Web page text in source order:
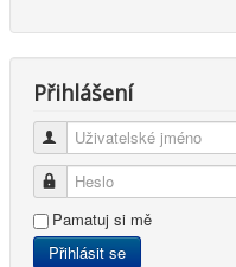
Přihlášení
Uživatelské jméno
Heslo
Pamatuj si mě
Přihlásit se